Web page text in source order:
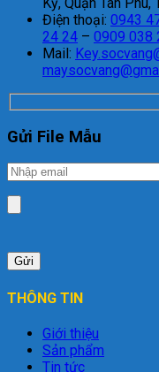
Kỳ, Quận Tân Phú,
Điện thoại: 0943
24 24 – 0909 038
Mail:
Gửi File Mẫu
THÔNG TIN
Giới thiệu
Sản phẩm
Tin tức